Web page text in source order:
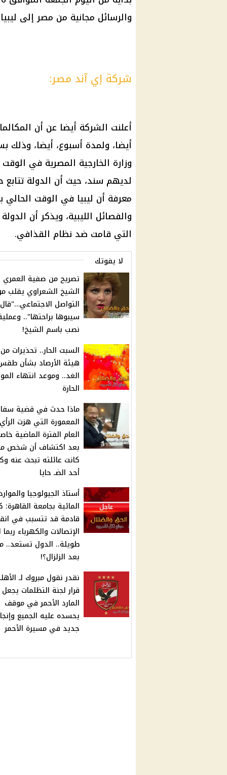
والرسائل مجانية من مصر إلى
شركة إي آند مصر:
أعلنت الشركة أيضا عن أن
أيضا، ولمدة أسبوع، أيضا، وذلك
وزارة الخارجية المصرية في
لديهم سند، حيث أن الدولة
معرفة أن ليبيا في الوقت الحالي
التي قامت ضد نظام القذافي.
لا يفوتك
تصريح من صفية
الشيخ الشعراوي يقلب
التواصل الاجتماعي…"قال
سيبوها براحتها"..
نصب باسم الشيخ!
السبت الحار.. تحذيرات من
هيئة الأرصاد بشأن
الغد.. وموعد انتهاء
الحارة
ماذا حدث في قضية
المعمورة التي هزت الرأي
العام الفترة الماضية
بعد اكتشاف أن شخص
كانت عائلته تبحث عنه
أحد الضـ حايا
أستاذ الجيولوجيا
المائية بجامعة القاهرة:
قادمة قد تتسبب في
الإتصالات والكهرباء
طويلة.. الدول تستعد..
بعد الزلزال؟!
نقدر نقول مبروك لـ
قرار لجنة التظلمات يجعل
المارد الأحمر في موقف
يحسده عليه الجميع
جديد في مسيرة الأحمر